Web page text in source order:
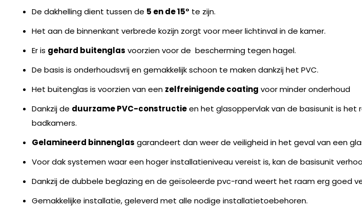
De dakhelling dient tussen de 5 en de 15° te zijn.
Het aan de binnenkant verbrede kozijn zorgt voor meer lichtinval in de kamer.
Er is gehard buitenglas voorzien voor de bescherming tegen hagel.
De basis is onderhoudsvrij en gemakkelijk schoon te maken dankzij het PVC.
Het buitenglas is voorzien van een zelfreinigende coating voor minder onderhoud
Dankzij de duurzame PVC-constructieen het glasoppervlak van de basisunit is
badkamers.
Gelamineerd binnenglas garandeert dan weer de veiligheid in het geval van een
Voor dak systemen waar een hoger installatieniveau vereist is, kan de basisunit
Dankzij de dubbele beglazing en de geïsoleerde pvc-rand weert het raam erg goed
Gemakkelijke installatie, geleverd met alle nodige installatietoebehoren.